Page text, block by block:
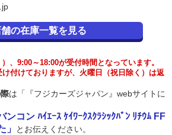
舗の在庫一覧を見る
、9:00～18:00が受付時間となっています。
付けておりますが、火曜日（祝日除く）は返
は「『フジカーズジャパン』webサイトに
ンコン ﾊｲｴｰｽ ｹｲﾜｰｸｽｸﾗｼｯｸﾊﾞﾝ ﾘﾁｳﾑ FF
」
とお伝えください。